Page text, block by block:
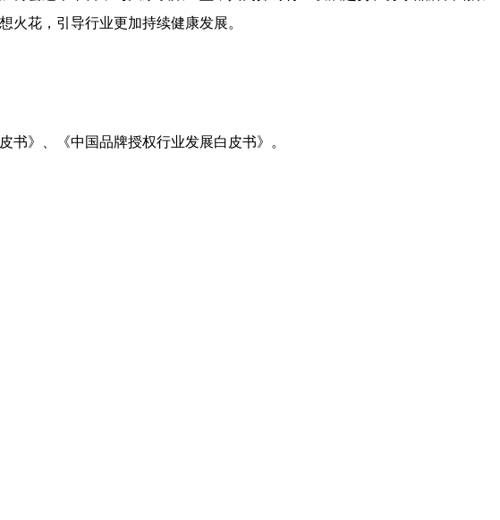
花，引导行业更加持续健康发展。
》、《中国品牌授权行业发展白皮书》。